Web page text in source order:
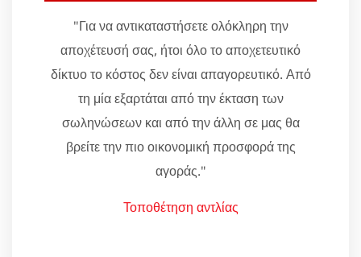
"Για να αντικαταστήσετε ολόκληρη την
αποχέτευσή σας, ήτοι όλο το αποχετευτικό
δίκτυο το κόστος δεν είναι απαγορευτικό. Από
τη μία εξαρτάται από την έκταση των
σωληνώσεων και από την άλλη σε μας θα
βρείτε την πιο οικονομική προσφορά της
αγοράς."
Τοποθέτηση αντλίας